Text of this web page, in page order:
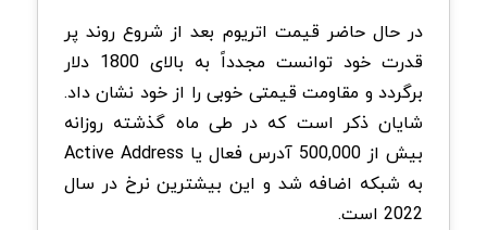
در حال حاضر قیمت اتریوم بعد از شروع روند پر
قدرت خود توانست مجدداً به بالای 1800 دلار
برگردد و مقاومت قیمتی خوبی را از خود نشان داد.
شایان ذکر است که در طی ماه گذشته روزانه
بیش از 500,000 آدرس فعال یا Active Address
به شبکه اضافه شد و این بیشترین نرخ در سال
2022 است.